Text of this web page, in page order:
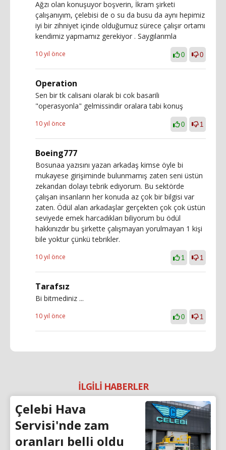
Ağzı olan konuşuyor boşverin, İkram şirketi
çalışanıyım, çelebisi de o su da busu da aynı hepimiz
iyi bir zihniyet içinde olduğumuz sürece çalışır ortamı
kendimiz yapmamız gerekiyor . Saygılarımla
10 yıl önce 0 0
Operation
Sen bir tk calisani olarak bi cok basarili
"operasyonla" gelmissindir oralara tabi konuş
10 yıl önce 0 1
Boeing777
Bosunaa yazısını yazan arkadaş kimse öyle bi
mukayese girişiminde bulunmamış zaten seni üstün
zekandan dolayı tebrik ediyorum. Bu sektörde
çalışan insanların her konuda az çok bir bilgisi var
zaten. Ödül alan arkadaşlar gerçekten çok çok üstün
seviyede emek harcadıkları biliyorum bu ödül
hakkınızdır bu şirkette çalışmayan yorulmayan 1 kişi
bile yoktur çünkü tebrikler.
10 yıl önce 1 1
Tarafsız
Bi bitmediniz ...
10 yıl önce 0 1
İLGİLİ HABERLER
Çelebi Hava
Servisi'nde zam
oranları belli oldu